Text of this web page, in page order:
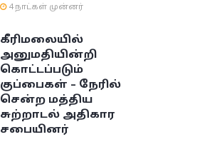
4 நாட்கள் முன்னர்
கீரிமலையில்
அனுமதியின்றி
கொட்டப்படும்
குப்பைகள் – நேரில்
சென்ற மத்திய
சுற்றாடல் அதிகார
சபையினர்